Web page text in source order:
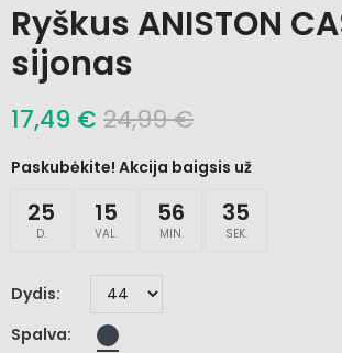
Ryškus ANISTON
sijonas
17,49 € 24,99 €
Paskubėkite! Akcija baigsis už
25
D.
15
VAL.
56
MIN.
35
SEK.
Dydis
Spalva